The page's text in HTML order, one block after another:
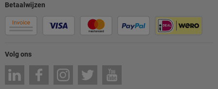
Volg ons
Betaalwijzen